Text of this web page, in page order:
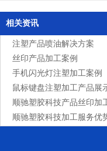
相关资讯
注塑产品喷油解决方案
丝印产品加工案例
手机闪光灯注塑加工案例
鼠标键盘注塑加工产品展
顺驰塑胶科技产品丝印加
服务
顺驰塑胶科技加工服务优